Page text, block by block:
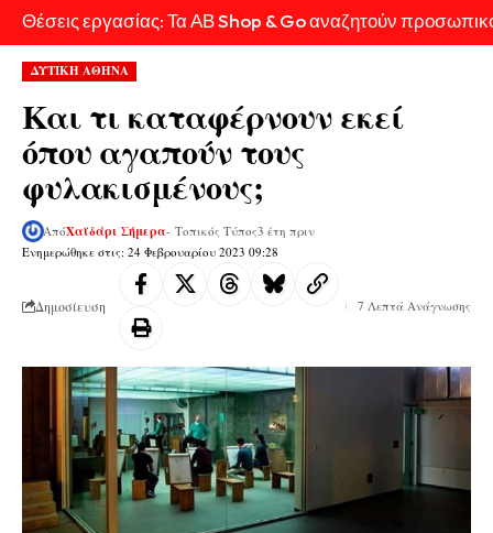
Θέσεις εργασίας: Τα ΑΒ Shop & Go αναζητούν
ΔΥΤΙΚΗ ΑΘΗΝΑ
Και τι καταφέρνουν εκεί
όπου αγαπούν τους
φυλακισμένους;
Ενημερώθηκε στις: 24 Φεβρουαρίου 2023 09:28
ΑπόΧαϊδάρι Σήμερα- Τοπικός Τύπος3 έτη πριν
Δημοσίευση 7 Λεπτά Ανάγνωσης